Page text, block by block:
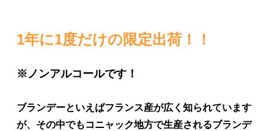
1年に1度だけの限定出荷！！
※ノンアルコールです！
ブランデーといえばフランス産が広く知られています
が、その中でもコニャック地方で生産されるブランデ